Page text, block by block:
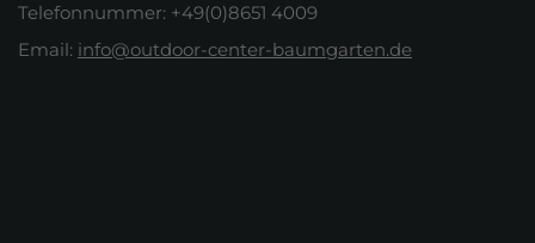
Telefonnummer: +49(0)8651 4009
Email: info@outdoor-center-baumgarten.de